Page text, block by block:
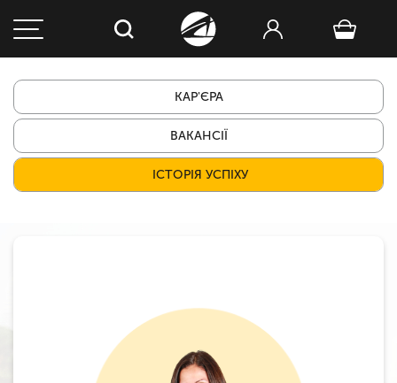
КАР'ЄРА
ВАКАНСІЇ
ІСТОРІЯ УСПІХУ